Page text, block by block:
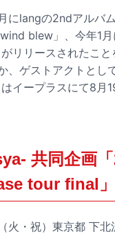
にlangの2ndアルバ
blew」、今年1
リリースされたこ
、ゲストアクトとし
イープラスにて8月
共同企画
tour final」
火・祝）東京都 下北